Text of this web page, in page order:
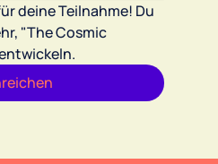
deine Teilnahme! Du
"The Cosmic